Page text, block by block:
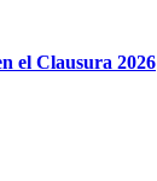
el Clausura 2026